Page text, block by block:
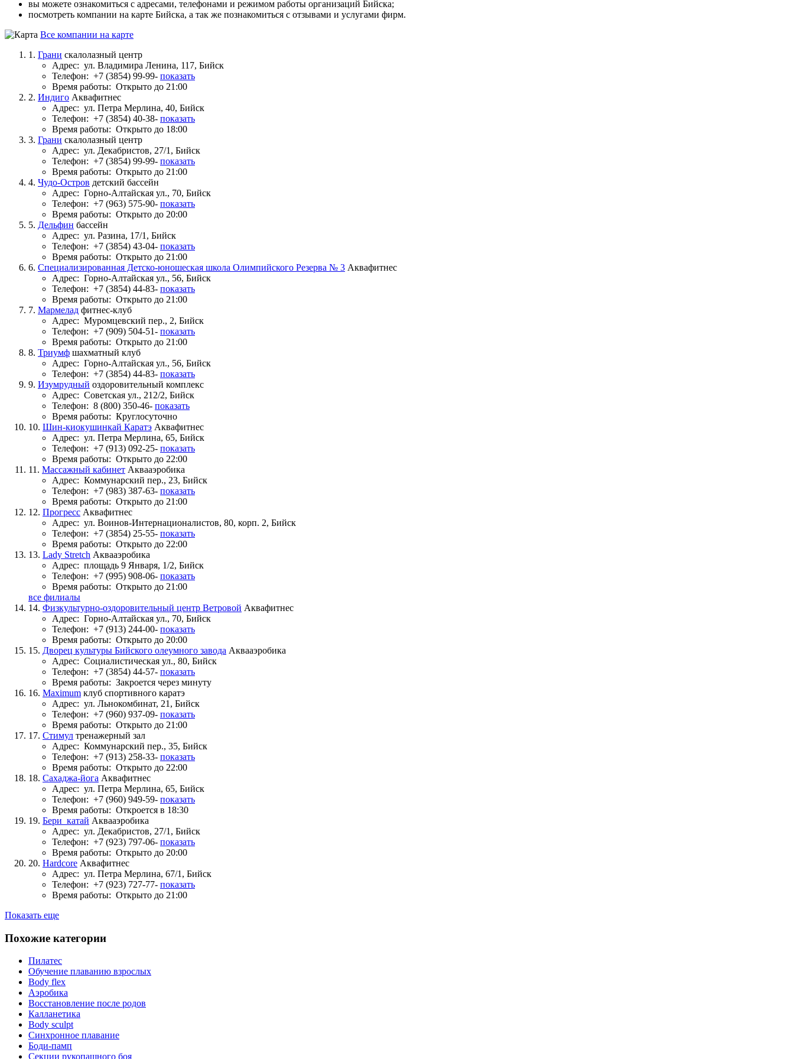
вы можете ознакомиться с адресами, телефонами и режимом работы организаций Бийска;
посмотреть компании на карте Бийска, а так же познакомиться с отзывами и услугами фирм.
Все компании на карте
1. Грани скалолазный центр
Адрес: ул. Владимира Ленина, 117, Бийск
Телефон: +7 (3854) 99-99- показать
Время работы: Открыто до 21:00
2. Индиго Аквафитнес
Адрес: ул. Петра Мерлина, 40, Бийск
Телефон: +7 (3854) 40-38- показать
Время работы: Открыто до 18:00
3. Грани скалолазный центр
Адрес: ул. Декабристов, 27/1, Бийск
Телефон: +7 (3854) 99-99- показать
Время работы: Открыто до 21:00
4. Чудо-Остров детский бассейн
Адрес: Горно-Алтайская ул., 70, Бийск
Телефон: +7 (963) 575-90- показать
Время работы: Открыто до 20:00
5. Дельфин бассейн
Адрес: ул. Разина, 17/1, Бийск
Телефон: +7 (3854) 43-04- показать
Время работы: Открыто до 21:00
6. Специализированная Детско-юношеская школа Олимпийского Резерва № 3 Аквафитнес
Адрес: Горно-Алтайская ул., 56, Бийск
Телефон: +7 (3854) 44-83- показать
Время работы: Открыто до 21:00
7. Мармелад фитнес-клуб
Адрес: Муромцевский пер., 2, Бийск
Телефон: +7 (909) 504-51- показать
Время работы: Открыто до 21:00
8. Триумф шахматный клуб
Адрес: Горно-Алтайская ул., 56, Бийск
Телефон: +7 (3854) 44-83- показать
9. Изумрудный оздоровительный комплекс
Адрес: Советская ул., 212/2, Бийск
Телефон: 8 (800) 350-46- показать
Время работы: Круглосуточно
10. Шин-киокушинкай Каратэ Аквафитнес
Адрес: ул. Петра Мерлина, 65, Бийск
Телефон: +7 (913) 092-25- показать
Время работы: Открыто до 22:00
11. Массажный кабинет Аквааэробика
Адрес: Коммунарский пер., 23, Бийск
Телефон: +7 (983) 387-63- показать
Время работы: Открыто до 21:00
12. Прогресс Аквафитнес
Адрес: ул. Воинов-Интернационалистов, 80, корп. 2, Бийск
Телефон: +7 (3854) 25-55- показать
Время работы: Открыто до 22:00
13. Lady Stretch Аквааэробика
Адрес: площадь 9 Января, 1/2, Бийск
Телефон: +7 (995) 908-06- показать
Время работы: Открыто до 21:00
все филиалы
14. Физкультурно-оздоровительный центр Ветровой Аквафитнес
Адрес: Горно-Алтайская ул., 70, Бийск
Телефон: +7 (913) 244-00- показать
Время работы: Открыто до 20:00
15. Дворец культуры Бийского олеумного завода Аквааэробика
Адрес: Социалистическая ул., 80, Бийск
Телефон: +7 (3854) 44-57- показать
Время работы: Закроется через минуту
16. Maximum клуб спортивного каратэ
Адрес: ул. Льнокомбинат, 21, Бийск
Телефон: +7 (960) 937-09- показать
Время работы: Открыто до 21:00
17. Стимул тренажерный зал
Адрес: Коммунарский пер., 35, Бийск
Телефон: +7 (913) 258-33- показать
Время работы: Открыто до 22:00
18. Сахаджа-йога Аквафитнес
Адрес: ул. Петра Мерлина, 65, Бийск
Телефон: +7 (960) 949-59- показать
Время работы: Откроется в 18:30
19. Бери_катай Аквааэробика
Адрес: ул. Декабристов, 27/1, Бийск
Телефон: +7 (923) 797-06- показать
Время работы: Открыто до 20:00
20. Hardcore Аквафитнес
Адрес: ул. Петра Мерлина, 67/1, Бийск
Телефон: +7 (923) 727-77- показать
Время работы: Открыто до 21:00
Показать еще
Похожие категории
Пилатес
Обучение плаванию взрослых
Body flex
Аэробика
Восстановление после родов
Калланетика
Body sculpt
Синхронное плавание
Боди-памп
Секции рукопашного боя